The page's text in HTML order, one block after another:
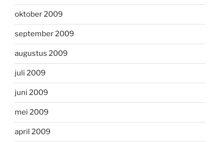
oktober 2009
september 2009
augustus 2009
juli 2009
juni 2009
mei 2009
april 2009